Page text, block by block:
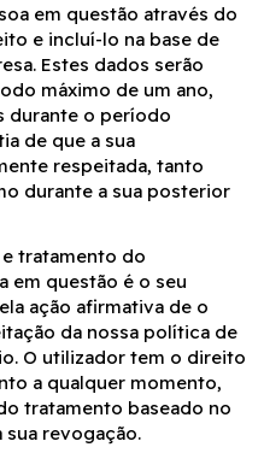
em questão através do
e incluí-lo na base de
Estes dados serão
máximo de um ano,
durante o período
de que a sua
respeitada, tanto
durante a sua posterior
tratamento do
em questão é o seu
ação afirmativa de o
da nossa política de
O utilizador tem o direito
a qualquer momento,
tratamento baseado no
revogação.